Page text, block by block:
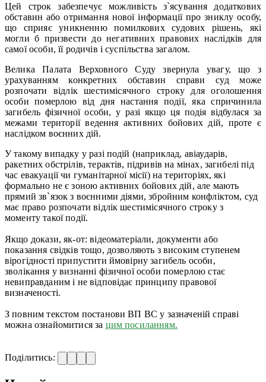
Цей строк забезпечує можливість з`ясування додаткових
обставин або отримання нової інформації про зниклу особу,
що сприяє уникненню помилкових судових рішень, які
могли б призвести до негативних правових наслідків для
самої особи, її родичів і суспільства загалом.
Велика Палата Верховного Суду звернула увагу, що з
урахуванням конкретних обставин справи суд може
розпочати відлік шестимісячного строку для оголошення
особи померлою від дня настання події, яка спричинила
загибель фізичної особи, у разі якщо ця подія відбулася за
межами території ведення активних бойових дій, проте є
наслідком воєнних дій.
У такому випадку у разі подій (наприклад, авіаударів,
ракетних обстрілів, терактів, підривів на мінах, загибелі під
час евакуації чи гуманітарної місії) на територіях, які
формально не є зоною активних бойових дій, але мають
прямий зв`язок з воєнними діями, збройним конфліктом, суд
має право розпочати відлік шестимісячного строку з
моменту такої події.
Якщо докази, як-от: відеоматеріали, документи або
показання свідків тощо, дозволяють з високим ступенем
вірогідності припустити ймовірну загибель особи,
зволікання у визнанні фізичної особи померлою стає
невиправданим і не відповідає принципу правової
визначеності.
З повним текстом постанови ВП ВС у зазначеній справі
можна ознайомитися за цим посиланням.
Поділитись: